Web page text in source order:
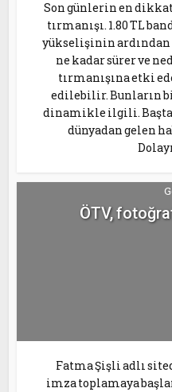
Son günlerin en
tırmanışı. 1.80 TL
yükselişinin ardından
ne kadar sürer ve
tırmanışına etki
edilebilir. Bunların
dinamikle ilgili. Başta
dünyadan gelen
ÖTV,
Fatma Şişli adlı
imza toplamaya